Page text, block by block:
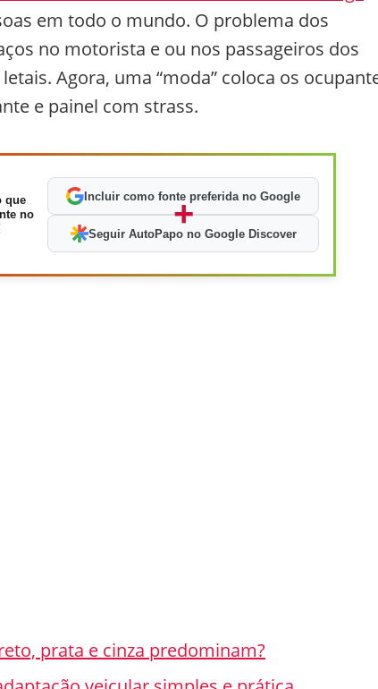
em todo o mundo. O problema dos
no motorista e ou nos passageiros dos
Agora, uma “moda” coloca os
e painel com strass.
que
no
Incluir como fonte preferida no Google
+
Seguir AutoPapo no Google Discover
prata e cinza predominam?